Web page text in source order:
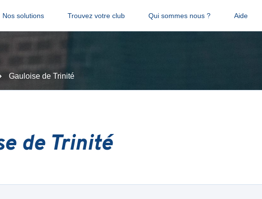
Nos solutions Trouvez votre club Qui sommes nous ? Aide
Gauloise de Trinité
de Trinité